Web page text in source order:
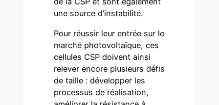
une source d’instabilité.
Pour réussir leur entrée sur le
marché photovoltaïque, ces
cellules CSP doivent ainsi
relever encore plusieurs défis
de taille : développer les
processus de réalisation,